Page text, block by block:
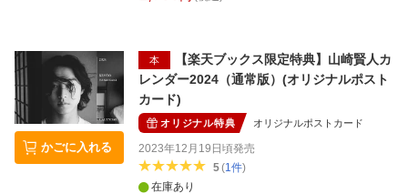
の帰還』が7 月12日に公開。連続Wドラマ「ゴ
ールデンカムイ」が今秋放送、そしてNetflixド
ラマ「今際の国のアリス」シーズン3制作決
定。
かごに入れる
本
【楽天ブックス限定特典】山崎賢人カ
レンダー2024（通常版）(オリジナルポスト
カード)
オリジナル特典 オリジナルポストカード
2023年12月19日頃発売
5(1件)
在庫あり